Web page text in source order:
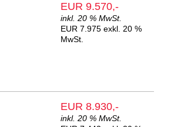
EUR 9.570,-
inkl. 20 % MwSt.
EUR 7.975 exkl. 20 %
MwSt.
EUR 8.930,-
inkl. 20 % MwSt.